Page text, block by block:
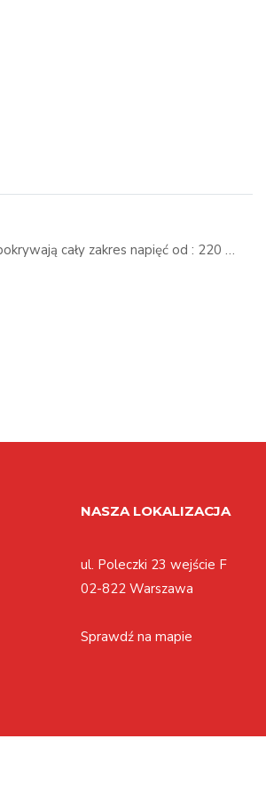
cały zakres napięć od : 220 …
NASZA LOKALIZACJA
ul. Poleczki 23 wejście F
02-822 Warszawa
Sprawdź na mapie